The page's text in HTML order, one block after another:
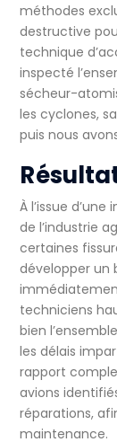
méthodes
destructive
technique
inspecté
sécheur-
les cyclones,
puis nous
À l’issue
de l’industrie
certaines
développer un
techniciens
bien
les délais
rapport
avions
réparations,
maintenance.